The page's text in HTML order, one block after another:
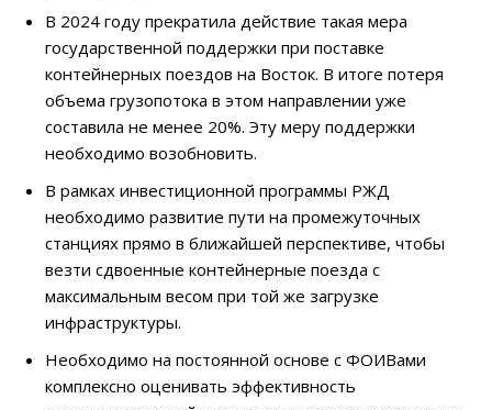
В 2024 году прекратила действие такая мера
государственной поддержки при поставке
контейнерных поездов на Восток. В итоге потеря
объема грузопотока в этом направлении уже
составила не менее 20%. Эту меру поддержки
необходимо возобновить.
В рамках инвестиционной программы РЖД
необходимо развитие пути на промежуточных
станциях прямо в ближайшей перспективе, чтобы
везти сдвоенные контейнерные поезда с
максимальным весом при той же загрузке
инфраструктуры.
Необходимо на постоянной основе с ФОИВами
комплексно оценивать эффективность